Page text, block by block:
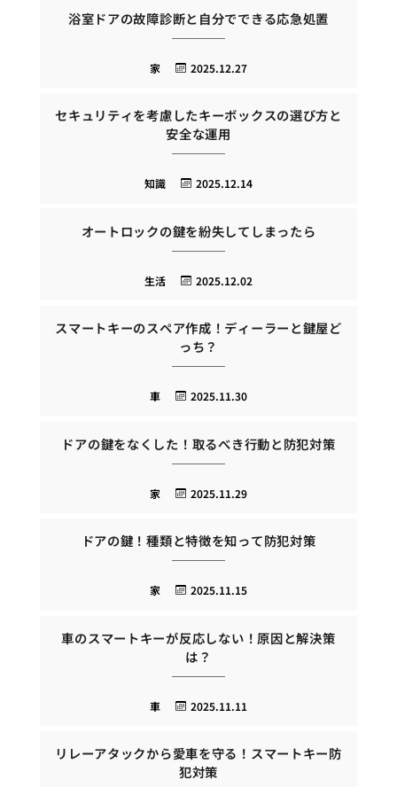
浴室ドアの故障診断と自分でできる応急処置
2025.12.27
家
セキュリティを考慮したキーボックスの選び方と
安全な運用
2025.12.14
知識
オートロックの鍵を紛失してしまったら
2025.12.02
生活
スマートキーのスペア作成！ディーラーと鍵屋ど
っち？
2025.11.30
車
ドアの鍵をなくした！取るべき行動と防犯対策
2025.11.29
家
ドアの鍵！種類と特徴を知って防犯対策
2025.11.15
家
車のスマートキーが反応しない！原因と解決策
は？
2025.11.11
車
リレーアタックから愛車を守る！スマートキー防
犯対策